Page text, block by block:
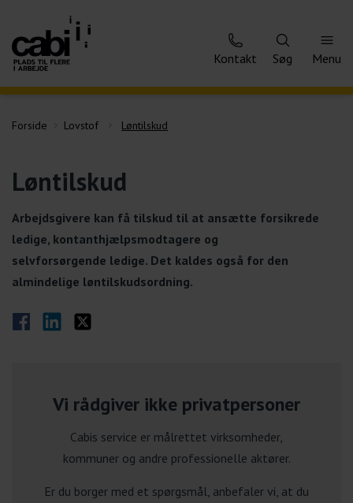
Kontakt Søg Menu
Forside Lovstof Løntilskud
Løntilskud
Arbejdsgivere kan få tilskud til at ansætte forsikrede
ledige, kontanthjælpsmodtagere og
selvforsørgende ledige. Det kaldes også for den
almindelige løntilskudsordning.
Del på Facebook
Del på LinkedIn
Del på Twitter
Vi rådgiver ikke privatpersoner
Cabis service er målrettet virksomheder,
kommuner og andre professionelle aktører.
Er du borger med et spørgsmål, anbefaler vi, at du